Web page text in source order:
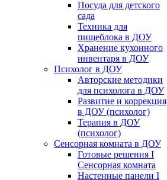
Посуда для детского
сада
Техника для
пищеблока в ДОУ
Хранение кухонного
инвентаря в ДОУ
Психолог в ДОУ
Авторские методики
для психолога в ДОУ
Развитие и коррекция
в ДОУ (психолог)
Терапия в ДОУ
(психолог)
Сенсорная комната в ДОУ
Готовые решения I
Сенсорная комната
Настенные панели I